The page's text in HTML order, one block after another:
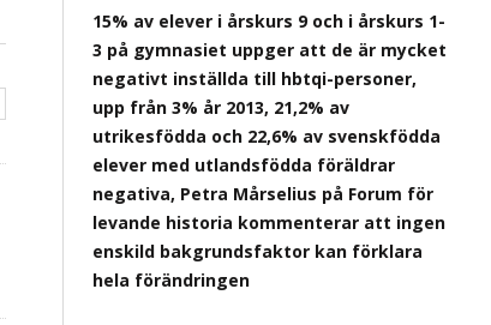
15% av elever i årskurs 9 och i årskurs 1-
3 på gymnasiet uppger att de är mycket
negativt inställda till hbtqi-personer,
upp från 3% år 2013, 21,2% av
utrikesfödda och 22,6% av svenskfödda
elever med utlandsfödda föräldrar
negativa, Petra Mårselius på Forum för
levande historia kommenterar att ingen
enskild bakgrundsfaktor kan förklara
hela förändringen